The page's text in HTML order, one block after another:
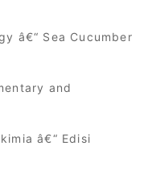
â€“ Sea Cucumber
and
â€“ Edisi